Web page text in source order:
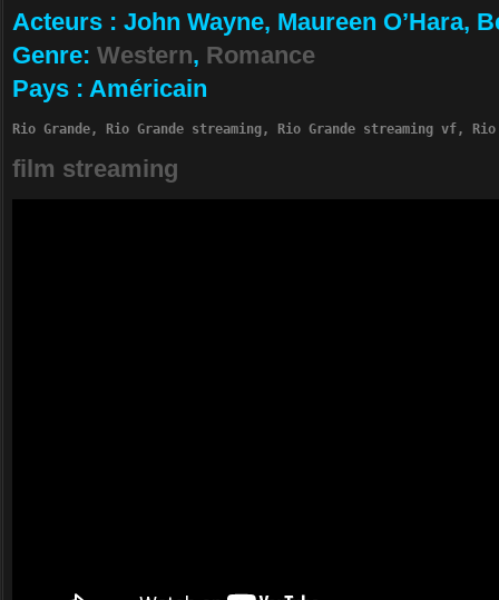
Ac­teurs : John Wayne, Maureen O’Hara,
Ge­nre: Western, Romance
Pa­ys : Américain
Rio Grande, Rio Grande streaming, Rio Grande streaming vf,
film streaming